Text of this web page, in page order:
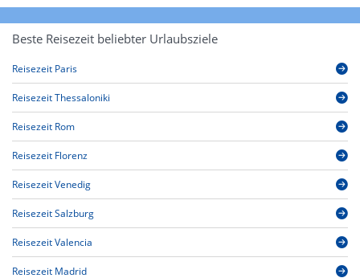
Beste Reisezeit beliebter Urlaubsziele
Reisezeit Paris
Reisezeit Thessaloniki
Reisezeit Rom
Reisezeit Florenz
Reisezeit Venedig
Reisezeit Salzburg
Reisezeit Valencia
Reisezeit Madrid